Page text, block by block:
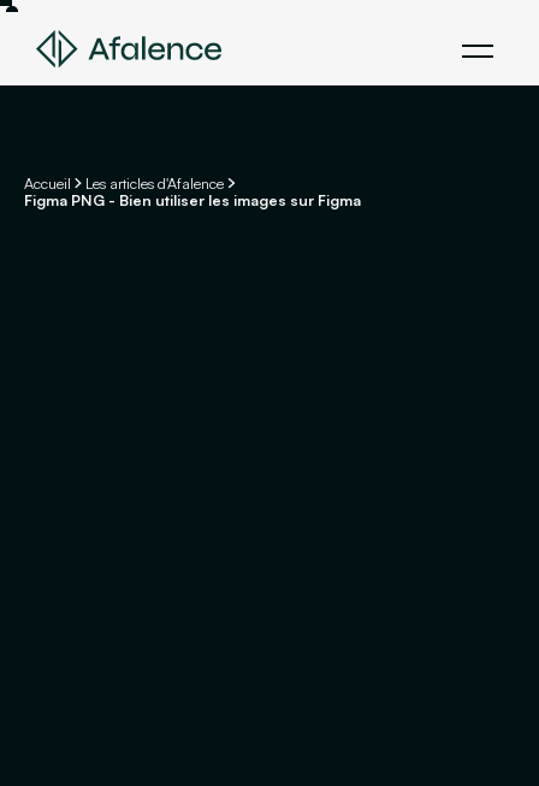
Accueil
Les articles d'Afalence
Figma PNG - Bien utiliser les images sur Figma